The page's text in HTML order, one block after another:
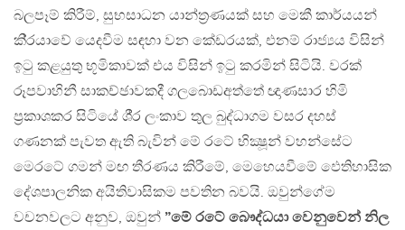
බලපෑම් කිරීම්, සුභසාධන යාන්ත‍්‍රණයක් සහ මෙකී කාර්යයන්
කි‍්‍රයාවේ යෙදවීම සඳහා වන කේඩරයක්, එනම් රාජ්‍යය විසින්
ඉටු කළයුතු භූමිකාවක් එය විසින් ඉටු කරමින් සිටියි. වරක්
රූපවාහිනී සාකච්ඡාවකදී ගලබොඩඅත්තේ ඥාණසාර හිමි
ප‍්‍රකාශකර සිටියේ ශී‍්‍ර ලංකාව තුල බුද්ධාගම වසර දහස්
ගණනක් පැවත ඇති බැවින් මේ රටේ භික්‍ෂූන් වහන්සේට
මෙරටේ ගමන් මඟ තීරණය කිරීමේ, මෙහෙයවීමේ ඵෙතිහාසික
දේශපාලනික අයිතිවාසිකම පවතින බවයි. ඔවුන්ගේම
වචනවලට අනුව, ඔවුන් ”මේ රටේ බෞද්ධයා වෙනුවෙන් නිල